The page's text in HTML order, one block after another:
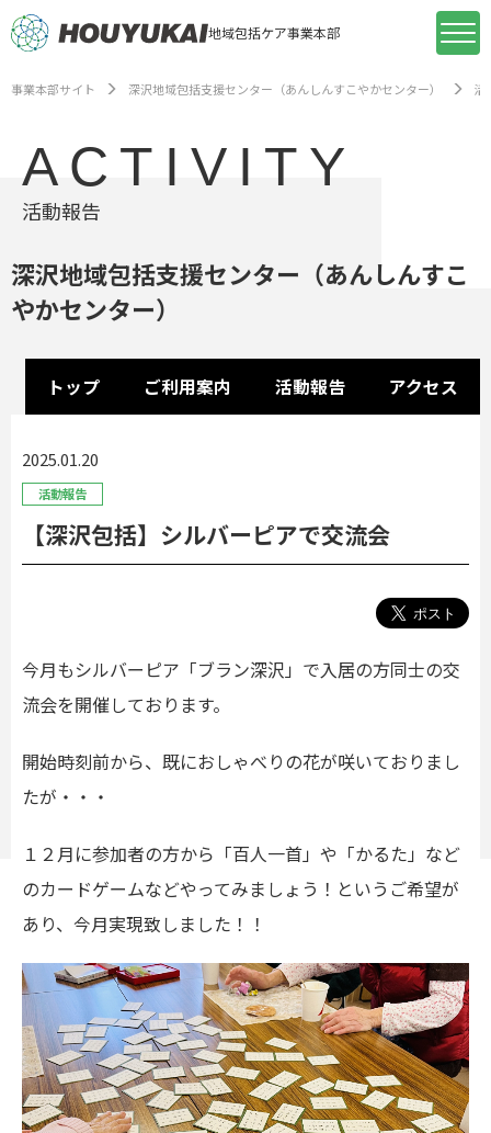
地域包括ケア事業本部
事業本部サイト 深沢地域包括支援センター（あんしんすこやかセンター） 活
ACTIVITY
活動報告
深沢地域包括支援センター（あんしんすこ
やかセンター）
トップ ご利用案内 活動報告 アクセス
2025.01.20
活動報告
【深沢包括】シルバーピアで交流会
今月もシルバーピア「ブラン深沢」で入居の方同士の交
流会を開催しております。
開始時刻前から、既におしゃべりの花が咲いておりまし
たが・・・
１２月に参加者の方から「百人一首」や「かるた」など
のカードゲームなどやってみましょう！というご希望が
あり、今月実現致しました！！